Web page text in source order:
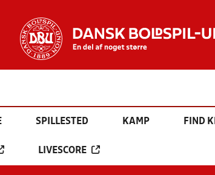
SPILLESTED KAMP FIND
LIVESCORE